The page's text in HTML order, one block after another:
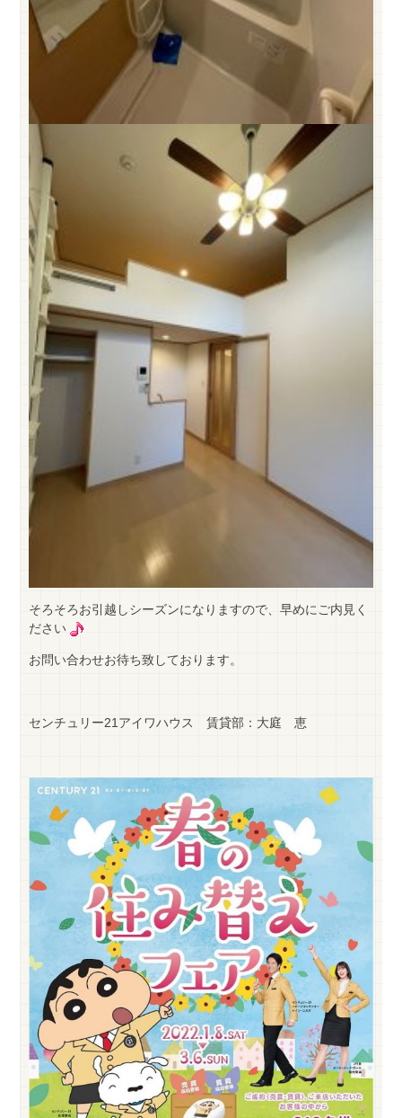
そろそろお引越しシーズンになりますので、早めにご内見く
ださい
お問い合わせお待ち致しております。
センチュリー21アイワハウス 賃貸部：大庭 恵